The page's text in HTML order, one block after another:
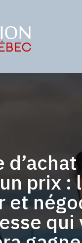
d’achat
prix :
et
qui